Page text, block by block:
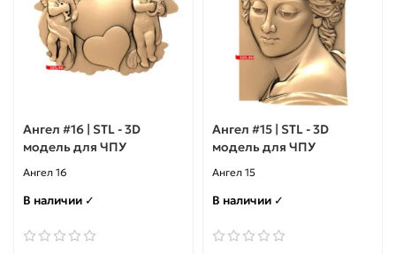
Ангел #16 | STL - 3D
модель для ЧПУ
Ангел 16
В наличии ✓
Ангел #15 | STL - 3D
модель для ЧПУ
Ангел 15
В наличии ✓